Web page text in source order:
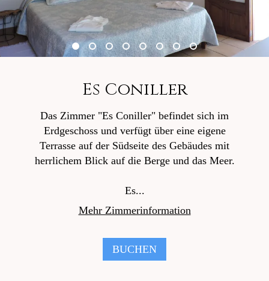
Es Coniller
Das Zimmer "Es Coniller" befindet sich im
Erdgeschoss und verfügt über eine eigene
Terrasse auf der Südseite des Gebäudes mit
herrlichem Blick auf die Berge und das Meer.
Es...
Mehr Zimmerinformation
BUCHEN